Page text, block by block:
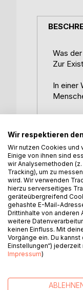
Was
Zur
In einer
Der
nach
und
Die
Nach
das
Wir respektieren
Wir nutzen Cookies und
Einige von ihnen sind
wir Analysemethoden
Tracking), um zu
wird. Wir verwenden
hierzu serverseitiges
geräteübergreifend
gehashte E-Mail-
Drittinhalte von anderen
weitere
keinen Einfluss. Mit
Vorgänge ein. Du
Einstellungen“)
Impressum)